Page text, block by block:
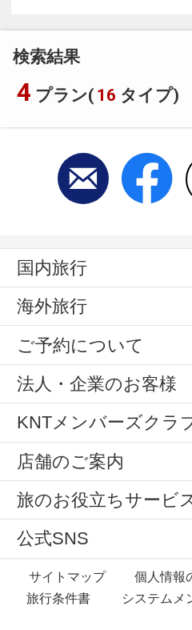
検索結果
4 プラン( 16 タイプ)
国内旅行
海外旅行
ご予約について
法人・企業のお客様
KNTメンバーズクラ
店舗のご案内
旅のお役立ちサービ
公式SNS
サイトマップ 個人情報
旅行条件書
システムメ